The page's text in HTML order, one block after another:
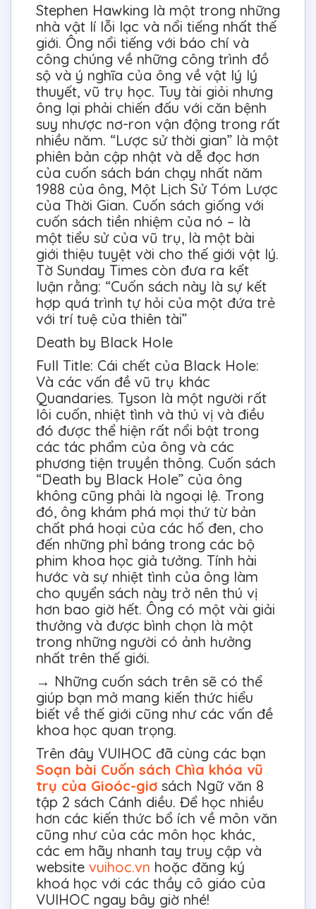
Stephen Hawking là một trong những
nhà vật lí lỗi lạc và nổi tiếng nhất thế
giới. Ông nổi tiếng với báo chí và
công chúng về những công trình đồ
sộ và ý nghĩa của ông về vật lý lý
thuyết, vũ trụ học. Tuy tài giỏi nhưng
ông lại phải chiến đấu với căn bệnh
suy nhược nơ-ron vận động trong rất
nhiều năm. “Lược sử thời gian” là một
phiên bản cập nhật và dễ đọc hơn
của cuốn sách bán chạy nhất năm
1988 của ông, Một Lịch Sử Tóm Lược
của Thời Gian. Cuốn sách giống với
cuốn sách tiền nhiệm của nó – là
một tiểu sử của vũ trụ, là một bài
giới thiệu tuyệt vời cho thế giới vật lý.
Tờ Sunday Times còn đưa ra kết
luận rằng: “Cuốn sách này là sự kết
hợp quá trình tự hỏi của một đứa trẻ
với trí tuệ của thiên tài”
Death by Black Hole
Full Title: Cái chết của Black Hole:
Và các vấn đề vũ trụ khác
Quandaries. Tyson là một người rất
lôi cuốn, nhiệt tình và thú vị và điều
đó được thể hiện rất nổi bật trong
các tác phẩm của ông và các
phương tiện truyền thông. Cuốn sách
“Death by Black Hole” của ông
không cũng phải là ngoại lệ. Trong
đó, ông khám phá mọi thứ từ bản
chất phá hoại của các hố đen, cho
đến những phỉ báng trong các bộ
phim khoa học giả tưởng. Tính hài
hước và sự nhiệt tình của ông làm
cho quyển sách này trở nên thú vị
hơn bao giờ hết. Ông có một vài giải
thưởng và được bình chọn là một
trong những người có ảnh hưởng
nhất trên thế giới.
→ Những cuốn sách trên sẽ có thể
giúp bạn mở mang kiến thức hiểu
biết về thế giới cũng như các vấn đề
khoa học quan trọng.
Trên đây VUIHOC đã cùng các bạn
Soạn bài Cuốn sách Chìa khóa vũ
trụ của Gioóc-giơ sách Ngữ văn 8
tập 2 sách Cánh diều. Để học nhiều
hơn các kiến thức bổ ích về môn văn
cũng như của các môn học khác,
các em hãy nhanh tay truy cập và
website vuihoc.vn hoặc đăng ký
khoá học với các thầy cô giáo của
VUIHOC ngay bây giờ nhé!